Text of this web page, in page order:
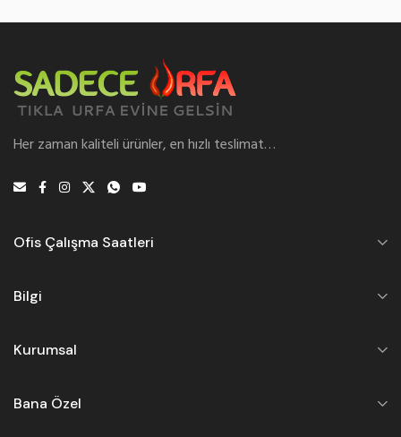
Her zaman kaliteli ürünler, en hızlı teslimat…
Ofis Çalışma Saatleri
Bilgi
Kurumsal
Bana Özel